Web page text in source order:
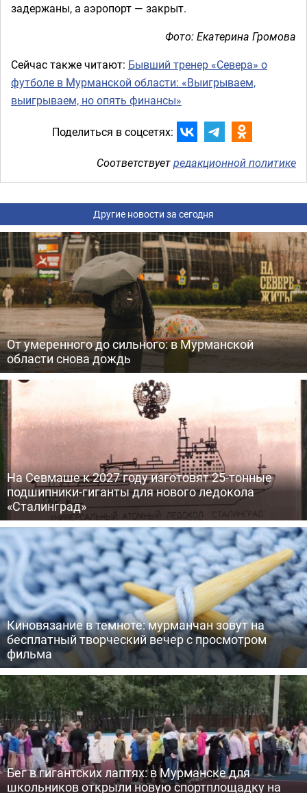
задержаны, а аэропорт — закрыт.
Фото: Екатерина Громова
Сейчас также читают: Бывший тренер «Севера» о
футболе в Мурманской области: «Выигрываем,
выигрываем, но опять финансы»
Поделиться в соцсетях:
Соответствуетредакционной политике
Другие новости за сегодня
От умеренного до сильного: в Мурманской
области снова дождь
На Севмаше к 2027 году изготовят 25-тонные
подшипники-гиганты для нового ледокола
«Сталинград»
Киновязание в темноте: мурманчан зовут на
бесплатный творческий вечер с просмотром
фильма
Бег в гигантских лаптях: в Мурманске для
школьников открыли новую спортплощадку на